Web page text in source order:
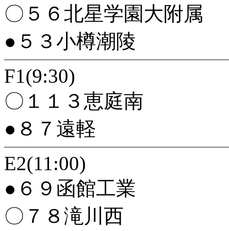
〇５６北星学園大附属
●５３小樽潮陵
F1(9:30)
〇１１３恵庭南
●８７遠軽
E2(11:00)
●６９函館工業
〇７８滝川西